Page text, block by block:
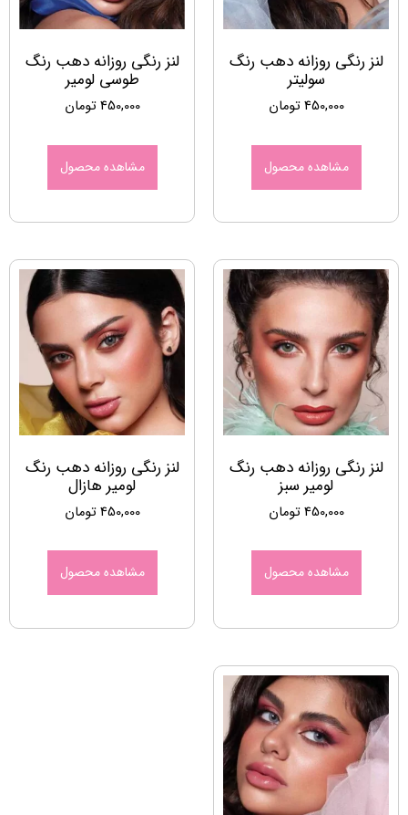
لنز رنگی روزانه دهب رنگ
سولیتر
450,000تومان
مشاهده محصول
لنز رنگی روزانه دهب رنگ
طوسی لومیر
450,000تومان
مشاهده محصول
لنز رنگی روزانه دهب رنگ
لومیر سبز
450,000تومان
مشاهده محصول
لنز رنگی روزانه دهب رنگ
لومیر هازال
450,000تومان
مشاهده محصول